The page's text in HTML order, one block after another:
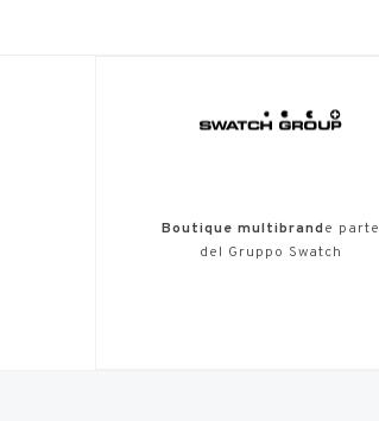
Boutique multibrand e parte
del Gruppo Swatch